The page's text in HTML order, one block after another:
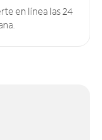
en línea las 24